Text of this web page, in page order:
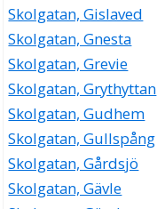
Skolgatan, Gislaved
Skolgatan, Gnesta
Skolgatan, Grevie
Skolgatan, Grythyttan
Skolgatan, Gudhem
Skolgatan, Gullspång
Skolgatan, Gårdsjö
Skolgatan, Gävle